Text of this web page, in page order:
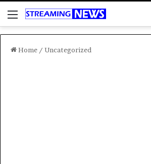
Menu
Home / Uncategorized